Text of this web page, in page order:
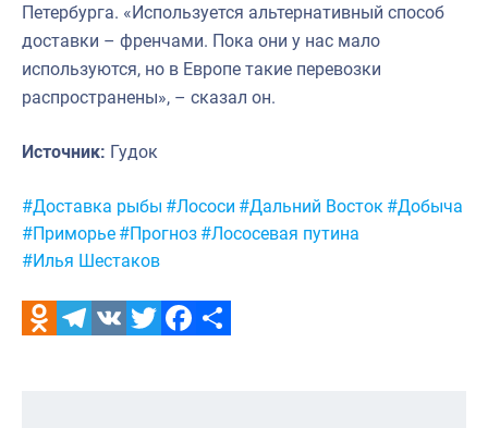
Петербурга. «Используется альтернативный способ
доставки – френчами. Пока они у нас мало
используются, но в Европе такие перевозки
распространены», – сказал он.
Источник: Гудок
Метки:
#Доставка рыбы #Лососи #Дальний Восток #Добыча
#Приморье #Прогноз #Лососевая путина
#Илья Шестаков